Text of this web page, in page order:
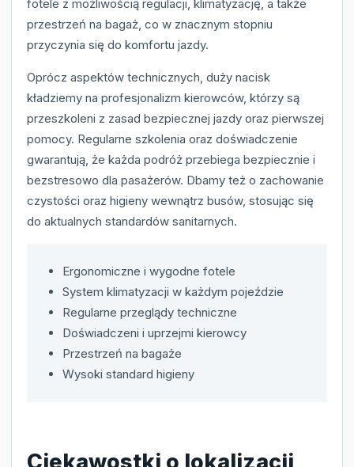
fotele z możliwością regulacji, klimatyzację, a także
przestrzeń na bagaż, co w znacznym stopniu
przyczynia się do komfortu jazdy.
Oprócz aspektów technicznych, duży nacisk
kładziemy na profesjonalizm kierowców, którzy są
przeszkoleni z zasad bezpiecznej jazdy oraz pierwszej
pomocy. Regularne szkolenia oraz doświadczenie
gwarantują, że każda podróż przebiega bezpiecznie i
bezstresowo dla pasażerów. Dbamy też o zachowanie
czystości oraz higieny wewnątrz busów, stosując się
do aktualnych standardów sanitarnych.
Ergonomiczne i wygodne fotele
System klimatyzacji w każdym pojeździe
Regularne przeglądy techniczne
Doświadczeni i uprzejmi kierowcy
Przestrzeń na bagaże
Wysoki standard higieny
Ciekawostki o lokalizacji